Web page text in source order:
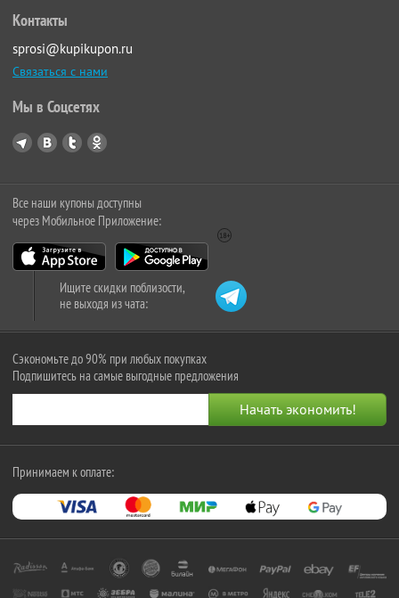
Контакты
sprosi@kupikupon.ru
Связаться с нами
Мы в Соцсетях
Все наши купоны доступны
через Мобильное Приложение:
Ищите скидки поблизости,
не выходя из чата:
Сэкономьте до 90% при любых покупках
Подпишитесь на самые выгодные предложения
Принимаем к оплате: